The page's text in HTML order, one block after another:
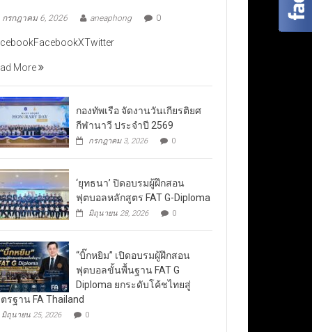
กรกฎาคม 6, 2026 aneaphong 0
More
กองทัพเรือ จัดงานวันเกียรติยศ
กีฬานาวี ประจำปี 2569
กรกฎาคม 3, 2026 0
‘ยุทธนา’ ปิดอบรมผู้ฝึกสอน
ฟุตบอลหลักสูตร FAT G-Diploma
มิถุนายน 28, 2026 0
“บิ๊กหยิม” เปิดอบรมผู้ฝึกสอน
ฟุตบอลขั้นพื้นฐาน FAT G
Diploma ยกระดับโค้ชไทยสู่
รฐาน FA Thailand
มิถุนายน 25, 2026 0